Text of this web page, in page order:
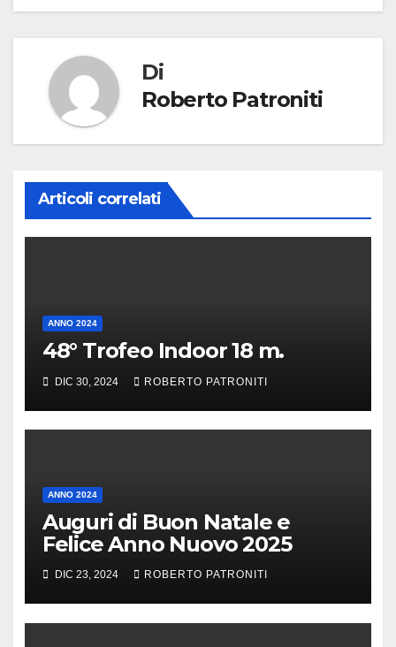
Di
Roberto Patroniti
Articoli correlati
ANNO 2024
48° Trofeo Indoor 18 m.
DIC 30, 2024 ROBERTO PATRONITI
ANNO 2024
Auguri di Buon Natale e
Felice Anno Nuovo 2025
DIC 23, 2024 ROBERTO PATRONITI